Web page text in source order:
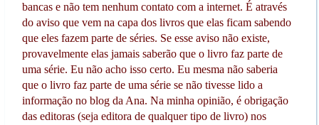
bancas e não tem nenhum contato com a internet. É através
do aviso que vem na capa dos livros que elas ficam sabendo
que eles fazem parte de séries. Se esse aviso não existe,
provavelmente elas jamais saberão que o livro faz parte de
uma série. Eu não acho isso certo. Eu mesma não saberia
que o livro faz parte de uma série se não tivesse lido a
informação no blog da Ana. Na minha opinião, é obrigação
das editoras (seja editora de qualquer tipo de livro) nos